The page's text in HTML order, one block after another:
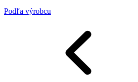
Podľa výrobcu